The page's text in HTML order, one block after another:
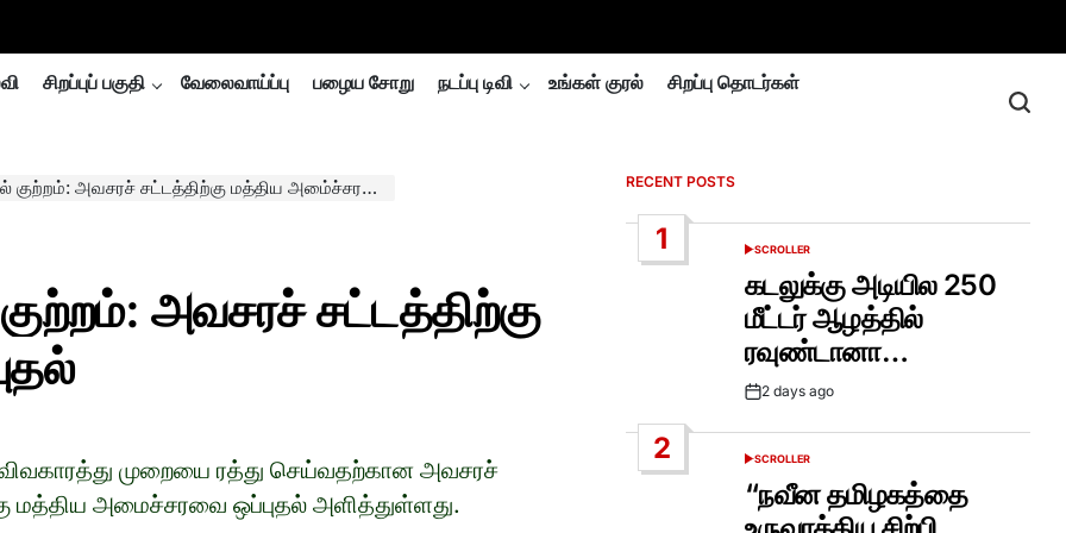
சிறப்புப் பகுதி வேலைவாய்ப்பு பழைய சோறு நடப்பு டிவி உங்கள் குரல் சிறப்பு தொடர்கள்
அவசரச் சட்டத்திற்கு மத்திய அமை்ச்சரவை ஒப்புதல்
அவசரச் சட்டத்திற்கு
முறையை ரத்து செய்வதற்கான அவசரச்
மத்திய அமைச்சரவை ஒப்புதல் அளித்துள்ளது.
RECENT POSTS
1
POSTED
SCROLLER
கடலுக்கு அடியில 250
மீட்டர் ஆழத்தில்
ரவுண்டானா…
Post2 days ago
2
POSTED
SCROLLER
“நவீன தமிழகத்தை